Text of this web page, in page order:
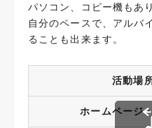
パソコン、コピー機もあ
自分のペースで、アルバ
ることも出来ます。
活動場
ホームページ